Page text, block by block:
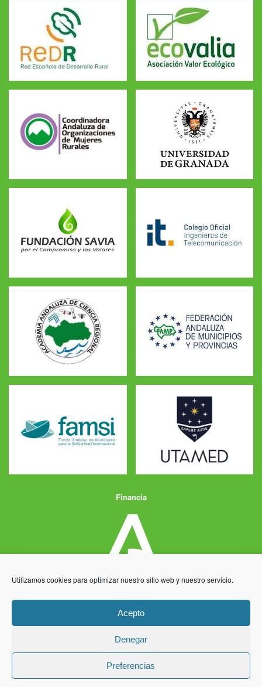
Utilizamos cookies para optimizar nuestro sitio web y nuestro servicio.
Acepto
Denegar
Preferencias
Financia